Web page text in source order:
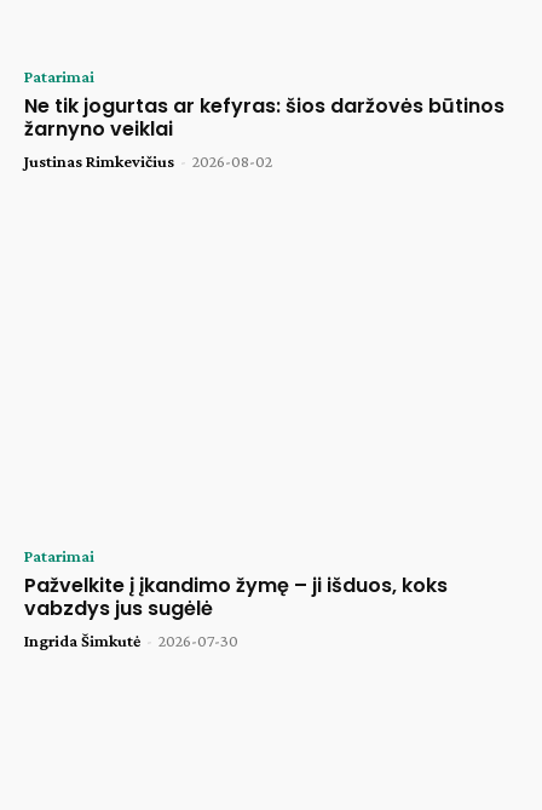
Patarimai
Ne tik jogurtas ar kefyras: šios daržovės būtinos
žarnyno veiklai
Justinas Rimkevičius - 2026-08-02
Patarimai
Pažvelkite į įkandimo žymę – ji išduos, koks
vabzdys jus sugėlė
Ingrida Šimkutė - 2026-07-30